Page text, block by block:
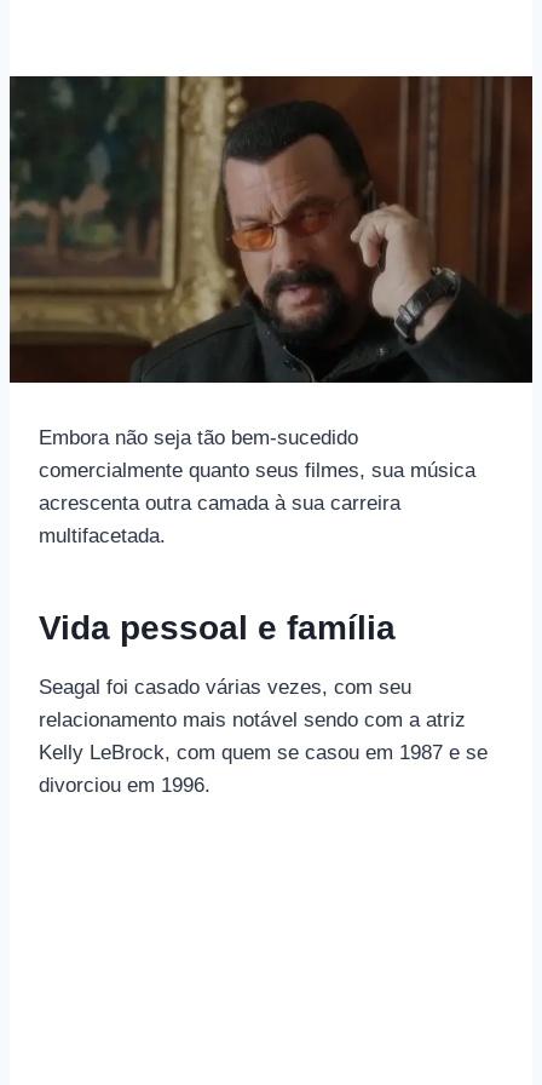
Embora não seja tão bem-sucedido
comercialmente quanto seus filmes, sua música
acrescenta outra camada à sua carreira
multifacetada.
Vida pessoal e família
Seagal foi casado várias vezes, com seu
relacionamento mais notável sendo com a atriz
Kelly LeBrock, com quem se casou em 1987 e se
divorciou em 1996.